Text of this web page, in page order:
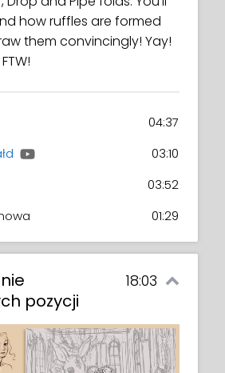
how ruffles are formed
them convincingly! Yay!
04:37
03:10
03:52
01:29
pozycji
18:03